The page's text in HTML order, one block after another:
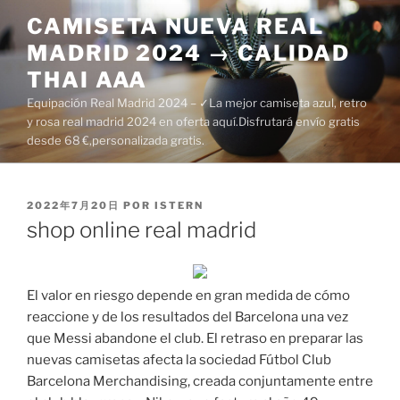
al
contenido
CAMISETA NUEVA REAL
MADRID 2024 → CALIDAD
THAI AAA
Equipación Real Madrid 2024 – ✓La mejor camiseta azul, retro
y rosa real madrid 2024 en oferta aquí.Disfrutará envío gratis
desde 68 €,personalizada gratis.
PUBLICADO
EL
2022年7月20日 POR ISTERN
shop online real madrid
El valor en riesgo depende en gran medida de cómo
reaccione y de los resultados del Barcelona una vez
que Messi abandone el club. El retraso en preparar las
nuevas camisetas afecta la sociedad Fútbol Club
Barcelona Merchandising, creada conjuntamente entre